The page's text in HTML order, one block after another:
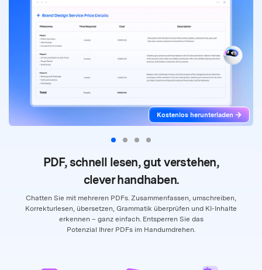
Kostenlos herunterladen
PDF, schnell lesen, gut verstehen,
clever handhaben.
Chatten Sie mit mehreren PDFs. Zusammenfassen, umschreiben,
Korrekturlesen, übersetzen, Grammatik überprüfen und KI-Inhalte
erkennen – ganz einfach. Entsperren Sie das
Potenzial Ihrer PDFs im Handumdrehen.